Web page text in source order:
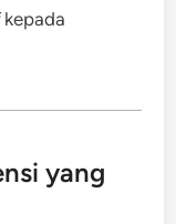
kepada
yang